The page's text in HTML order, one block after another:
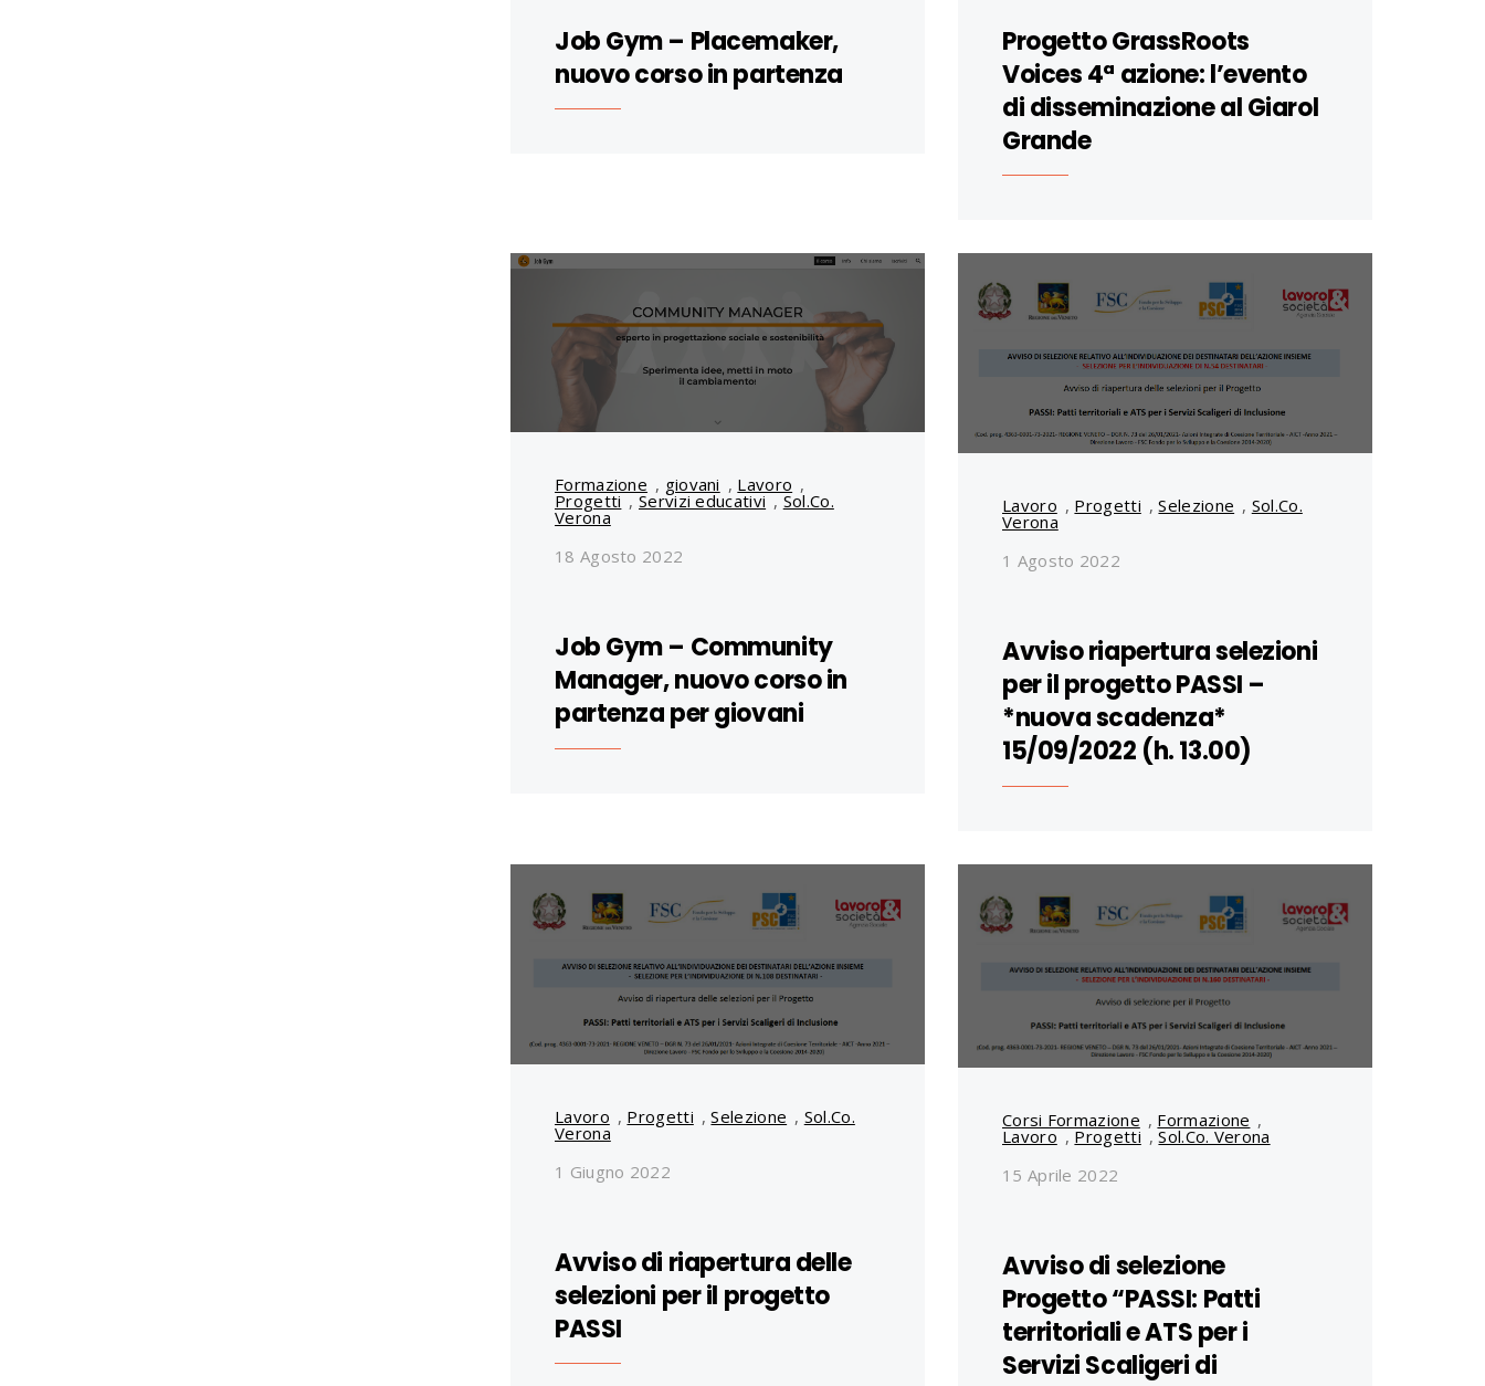
Job Gym – Placemaker,
nuovo corso in partenza
Progetto GrassRoots
Voices 4ª azione: l’evento
di disseminazione al Giarol
Grande
Formazione , giovani , Lavoro ,
Progetti ,Servizi educativi , Sol.Co.
Verona
18 Agosto 2022
Job Gym – Community
Manager, nuovo corso in
partenza per giovani
Lavoro , Progetti ,Selezione , Sol.Co.
Verona
1 Agosto 2022
Avviso riapertura selezioni
per il progetto PASSI –
*nuova scadenza*
15/09/2022 (h. 13.00)
Lavoro , Progetti ,Selezione , Sol.Co.
Verona
1 Giugno 2022
Avviso di riapertura delle
selezioni per il progetto
PASSI
Corsi Formazione , Formazione ,
Lavoro , Progetti ,Sol.Co. Verona
15 Aprile 2022
Avviso di selezione
Progetto “PASSI: Patti
territoriali e ATS per i
Servizi Scaligeri di